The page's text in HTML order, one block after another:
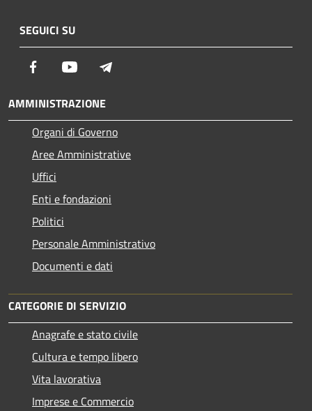
SEGUICI SU
Facebook Youtube
AMMINISTRAZIONE
Organi di Governo
Aree Amministrative
Uffici
Enti e fondazioni
Politici
Personale Amministrativo
Documenti e dati
CATEGORIE DI SERVIZIO
Anagrafe e stato civile
Cultura e tempo libero
Vita lavorativa
Imprese e Commercio